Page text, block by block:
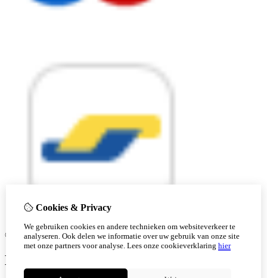
© Copyright 2026 |
Cookies & Privacy
We gebruiken cookies en andere technieken om websiteverkeer te
analyseren. Ook delen we informatie over uw gebruik van onze site
met onze partners voor analyse. Lees onze cookieverklaring hier
Ben je 18 of ouder?